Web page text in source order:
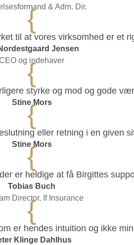
& Adm. Dir.
{
til at vores virksomhed er et
Jensen
og indehaver
{
styrke og mod og gode
Stine Mors
{
eller retning i en given
Stine Mors
{
er heldige at få Birgittes
Tobias Buch
Director, If Insurance
{
er hendes intuition og ikke
Klinge Dahlhus